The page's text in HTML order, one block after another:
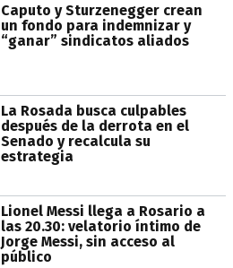
Caputo y Sturzenegger crean
un fondo para indemnizar y
“ganar” sindicatos aliados
La Rosada busca culpables
después de la derrota en el
Senado y recalcula su
estrategia
Lionel Messi llega a Rosario a
las 20.30: velatorio íntimo de
Jorge Messi, sin acceso al
público